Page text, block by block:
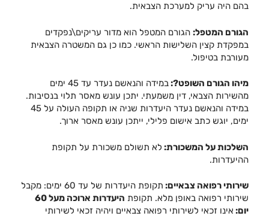
בהם היה עריק למערכת הצבאית.
הגורם המטפל:הגורם המטפל הוא מדור עריקים\נפקדים
במפקדת קצין השלישות הראשי. כמו כן גם המשטרה הצבאית
מעורבת בטיפול.
מיהו הגורם השופט?:
במידה והנאשם נעדר עד 45 ימים
מהשירות הצבאי, דין משמעתי. יתכן עונש מאסר תלוי בנסיבות.
במידה והנאשם נעדר היעדרות שניה או תקופה העולה על 45
ימים, יוגש כתב אישום פלילי, ייתכן עונש מאסר ארוך.
השלכות על המשכורת: לא תשולם משכורת על תקופת
ההיעדרות.
שירותי רפואה צבאיים:
תקופת היעדרות של עד 60 ימים: מקבל
שירותי רפואה באופן מלא. תקופת
היעדרות ארוכה מעל 60
יום: אינו זכאי לשירותי רפואה צבאיים ויהיה זכאי לשירותי